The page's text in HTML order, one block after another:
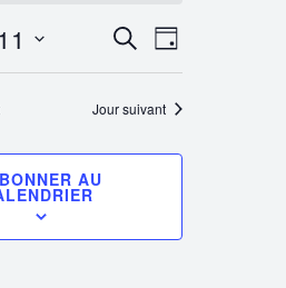
Recherche
et
navigation
RECHERCHE
Navigation
de
vues
Évènement
JOUR
Jour suivant
AU